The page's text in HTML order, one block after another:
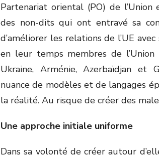
Partenariat oriental (PO) de l’Union
des non-dits qui ont entravé sa
d’améliorer les relations de l’UE
en leur temps membres de l’Union
Ukraine, Arménie, Azerbaïdjan et
nuance de modèles et de langages
la réalité. Au risque de créer des
Une approche initiale uniforme
Dans sa volonté de créer autour